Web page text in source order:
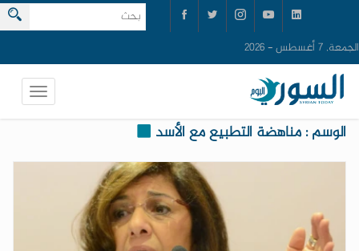
الجمعة, 7 أغسطس - 2026
الوسم : مناهضة التطبيع مع الأسد